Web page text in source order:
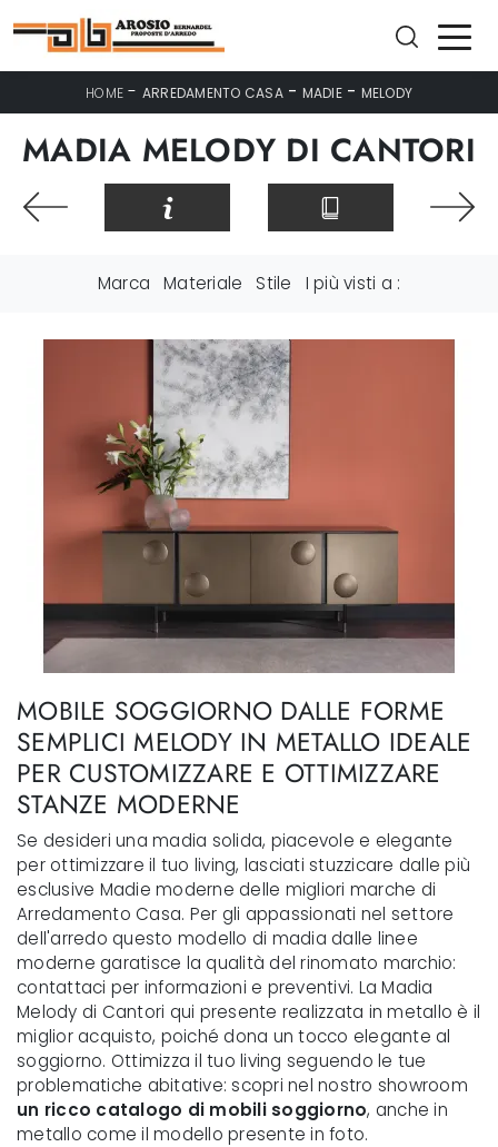
HOME - ARREDAMENTO CASA- MADIE - MELODY
MADIA MELODY DI CANTORI
Marca Materiale Stile I più visti a :
MOBILE SOGGIORNO DALLE FORME
SEMPLICI MELODY IN METALLO IDEALE
PER CUSTOMIZZARE E OTTIMIZZARE
STANZE MODERNE
Se desideri una madia solida, piacevole e elegante
per ottimizzare il tuo living, lasciati stuzzicare dalle più
esclusive Madie moderne delle migliori marche di
Arredamento Casa. Per gli appassionati nel settore
dell'arredo questo modello di madia dalle linee
moderne garatisce la qualità del rinomato marchio:
contattaci per informazioni e preventivi. La Madia
Melody di Cantori qui presente realizzata in metallo è il
miglior acquisto, poiché dona un tocco elegante al
soggiorno. Ottimizza il tuo living seguendo le tue
problematiche abitative: scopri nel nostro showroom
un ricco catalogo di mobili soggiorno, anche in
metallo come il modello presente in foto.